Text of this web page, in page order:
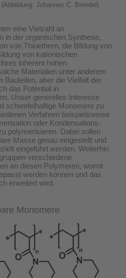
Johannes C. Brendel)
eine Vielzahl an
in der organischen Synthese,
von Thioethern, die Bildung von
von kationischen
inherent hohen
Materialien unter anderem
Bauteilen, aber die Vielfalt der
das Potential in
Unser generelles Interesse
schwefelhaltige Monomere zu
Verfahren beispielsweise
oder Kondensations-
polymerisieren. Dabei sollen
Masse genau eingestellt und
eingeführt werden. Weiterhin
verschiedene
an diesen Polymeren, womit
werden können und das
erweitert wird.
Monomere